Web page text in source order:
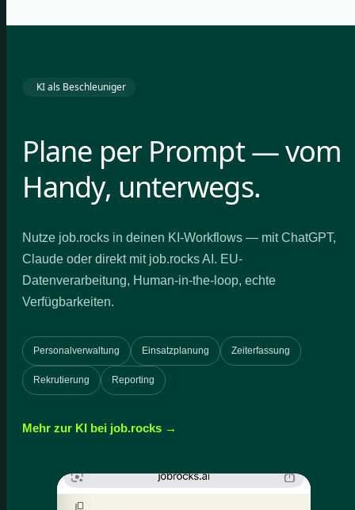
KI als Beschleuniger
Plane per Prompt — vom
Handy, unterwegs.
Nutze job.rocks in deinen KI-Workflows — mit ChatGPT,
Claude oder direkt mit job.rocks AI. EU-
Datenverarbeitung, Human-in-the-loop, echte
Verfügbarkeiten.
Personalverwaltung Einsatzplanung Zeiterfassung
Rekrutierung Reporting
Mehr zur KI bei job.rocks →